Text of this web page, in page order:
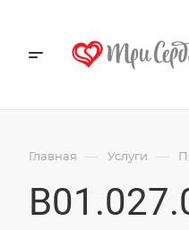
Главная — Услуги —